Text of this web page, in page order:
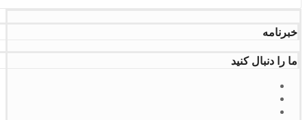
خبرنامه
ما را دنبال کنید